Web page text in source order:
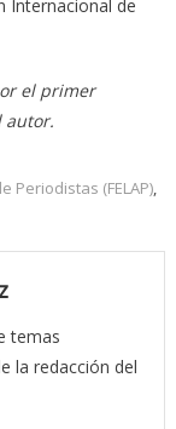
Internacional de
el primer
autor.
Periodistas (FELAP),
temas
la redacción del